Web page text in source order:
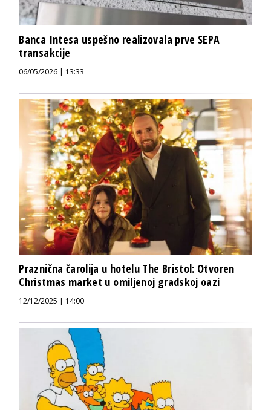
Banca Intesa uspešno realizovala prve SEPA
transakcije
06/05/2026 | 13:33
Praznična čarolija u hotelu The Bristol: Otvoren
Christmas market u omiljenoj gradskoj oazi
12/12/2025 | 14:00